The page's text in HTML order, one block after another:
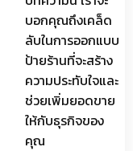
บอกคุณถึงเคล็ด
ลับในการออกแบบ
ป้ายร้านที่จะสร้าง
ความประทับใจและ
ช่วยเพิ่มยอดขาย
ให้กับธุรกิจของ
คุณ